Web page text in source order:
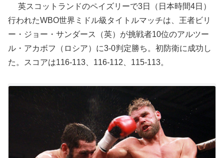
英スコットランドのペイズリーで3日（日本時間4日）
行われたWBO世界ミドル級タイトルマッチは、王者ビリ
ー・ジョー・サンダース（英）が挑戦者10位のアルツー
ル・アカボフ（ロシア）に3-0判定勝ち。初防衛に成功し
た。スコアは116-113、116-112、115-113。